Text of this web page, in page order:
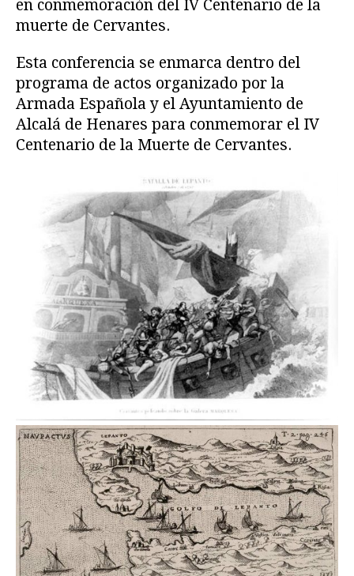
en conmemoración del IV Centenario de la
muerte de Cervantes.
Esta conferencia se enmarca dentro del
programa de actos organizado por la
Armada Española y el Ayuntamiento de
Alcalá de Henares para conmemorar el IV
Centenario de la Muerte de Cervantes.